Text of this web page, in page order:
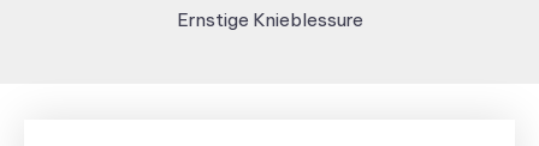
Ernstige Knieblessure